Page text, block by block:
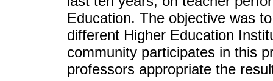
Education. The objective was
different Higher Education
community participates in this
professors appropriate the